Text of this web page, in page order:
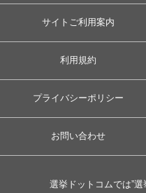
サイトご利用案内
利用規約
プライバシーポリシー
お問い合わせ
選挙ドットコムでは”選